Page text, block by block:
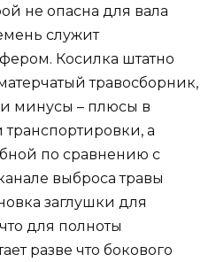
не опасна для вала
служит
Косилка штатно
травосборник,
и минусы – плюсы в
а
по сравнению с
выброса травы
заглушки для
для полноты
разве что бокового